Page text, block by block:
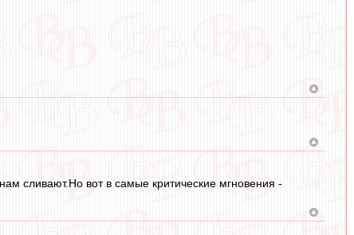
сливают.Но вот в самые критические мгновения -